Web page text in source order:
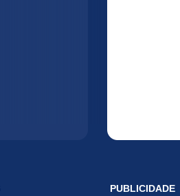
PUBLICIDADE